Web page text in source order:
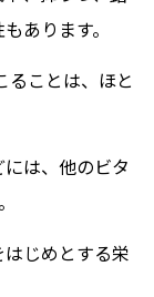
あります。
ることは、ほと
は、他のビタ
じめとする栄